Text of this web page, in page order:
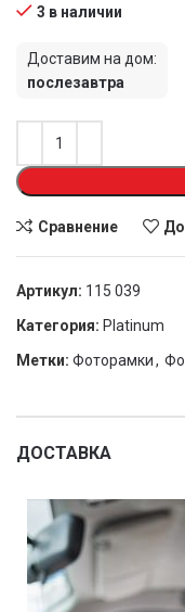
3 в наличии
Доставим на дом:
послезавтра
Сравнение
Артикул: 115 039
Категория: Platinum
Метки: Фоторамки,
ДОСТАВКА